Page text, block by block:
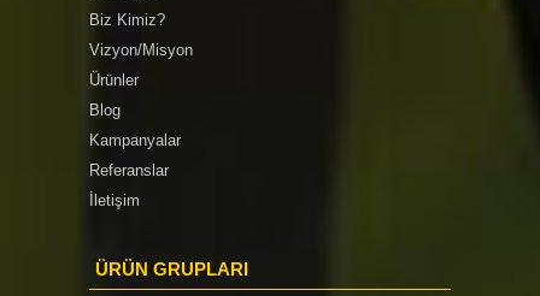
Biz Kimiz?
Vizyon/Misyon
Ürünler
Blog
Kampanyalar
Referanslar
İletişim
ÜRÜN GRUPLARI